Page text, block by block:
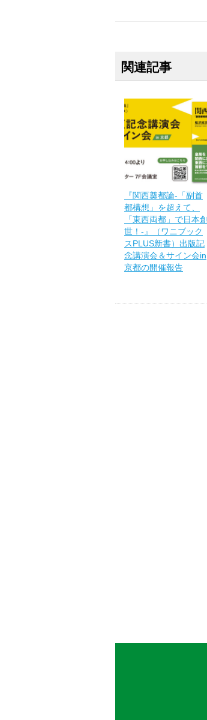
関連記事
『関西奠都論-「副首
都構想」を超えて、
「東西両都」で日本創
世！-』（ワニブック
スPLUS新書）出版記
念講演会＆サイン会in
京都の開催報告